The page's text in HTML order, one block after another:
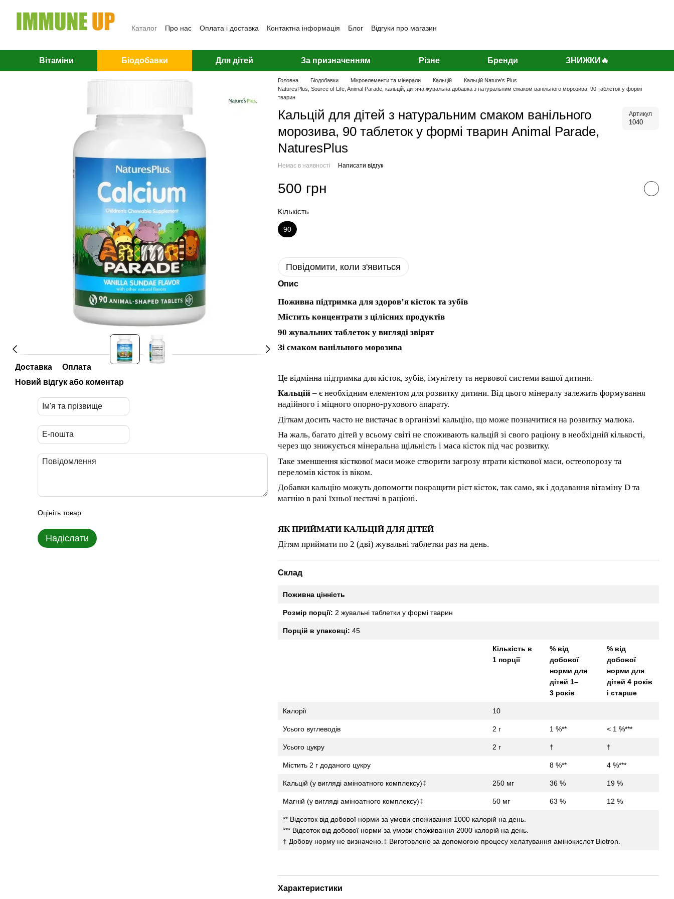
Каталог Про нас Оплата і доставка Контактна інформація Блог Відгуки про магазин
Вітаміни Біодобавки Для дітей За призначенням Різне Бренди ЗНИЖКИ🔥
Доставка
Оплата
Новий відгук або коментар
Оцініть товар
Надіслати
Головна Біодобавки Мікроелементи та мінерали Кальцій
Кальцій Nature's Plus
NaturesPlus, Source of Life, Animal Parade, кальцій, дитяча жувальна добавка з натуральним смаком ванільного морозива, 90 таблеток у формі
тварин
Кальцій для дітей з натуральним смаком ванільного
морозива, 90 таблеток у формі тварин Animal Parade,
NaturesPlus
Артикул
1040
Немає в наявності Написати відгук
500 грн
Кількість
90
Повідомити, коли з'явиться
Опис
Поживна підтримка для здоров’я кісток та зубів
Містить концентрати з цілісних продуктів
90 жувальних таблеток у вигляді звірят
Зі смаком ванільного морозива
Це відмінна підтримка для кісток, зубів, імунітету та нервової системи вашої дитини.
Кальцій– є необхідним елементом для розвитку дитини. Від цього мінералу залежить формування
надійного і міцного опорно-рухового апарату.
Діткам досить часто не вистачає в організмі кальцію, що може позначитися на розвитку малюка.
На жаль, багато дітей у всьому світі не споживають кальцій зі свого раціону в необхідній кількості,
через що знижується мінеральна щільність і маса кісток під час розвитку.
Таке зменшення кісткової маси може створити загрозу втрати кісткової маси, остеопорозу та
переломів кісток із віком.
Добавки кальцію можуть допомогти покращити ріст кісток, так само, як і додавання вітаміну D та
магнію в разі їхньої нестачі в раціоні.
ЯК ПРИЙМАТИ КАЛЬЦІЙ ДЛЯ ДІТЕЙ
Дітям приймати по 2 (дві) жувальні таблетки раз на день.
Склад
Поживна цінність
Розмір порції: 2 жувальні таблетки у формі тварин
Порцій в упаковці: 45
Кількість в
1 порції
% від
добової
норми для
дітей 1–
3 років
% від
добової
норми для
дітей 4 років
і старше
Калорії 10
Усього вуглеводів 2 г 1 %** < 1 %***
Усього цукру 2 г † †
Містить 2 г доданого цукру 8 %** 4 %***
Кальцій (у вигляді аміноатного комплексу)‡ 250 мг 36 % 19 %
Магній (у вигляді аміноатного комплексу)‡ 50 мг 63 % 12 %
** Відсоток від добової норми за умови споживання 1000 калорій на день.
*** Відсоток від добової норми за умови споживання 2000 калорій на день.
† Добову норму не визначено. ‡ Виготовлено за допомогою процесу хелатування амінокислот Biotron.
Характеристики